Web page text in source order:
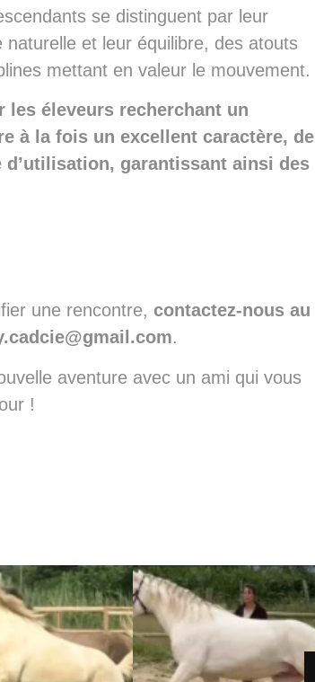
se distinguent par leur
et leur équilibre, des atouts
mettant en valeur le mouvement.
les éleveurs recherchant un
à la fois un excellent caractère, de
garantissant ainsi des
une rencontre, contactez-nous au
.
aventure avec un ami qui vous
!